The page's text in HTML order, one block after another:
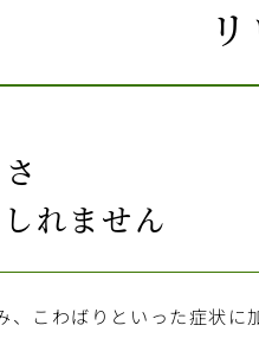
れません
、こわばりといった症状に